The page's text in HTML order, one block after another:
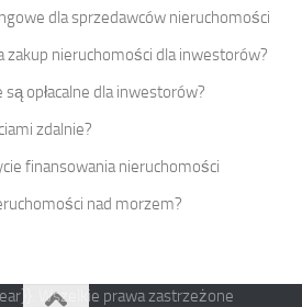
dla sprzedawców nieruchomości
zakup nieruchomości dla inwestorów?
opłacalne dla inwestorów?
zdalnie?
finansowania nieruchomości
nad morzem?
Wszelkie prawa zastrzeżone